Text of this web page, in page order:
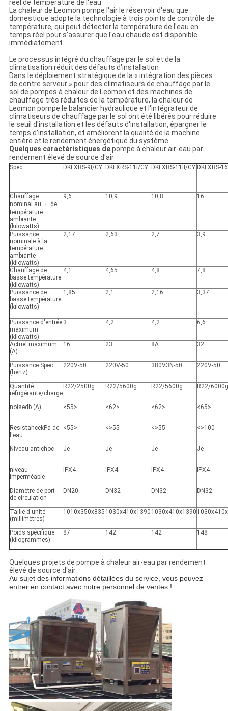
réel de température de l'eau
La chaleur de Leomon pompe l'air le réservoir d'eau que
domestique adopte la technologie à trois points de contrôle de
température, qui peut détecter la température de l'eau en
temps réel pour s'assurer que l'eau chaude est disponible
immédiatement.
Le processus intégré du chauffage par le sol et de la
climatisation réduit des défauts d'installation
Dans le déploiement stratégique de la « intégration des pièces
de centre serveur » pour des climatiseurs de chauffage par le
sol de pompes à chaleur de Leomon et des machines de
chauffage très réduites de la température, la chaleur de
Leomon pompe le balancier hydraulique et l'intégrateur de
climatiseurs de chauffage par le sol ont été libérés pour réduire
le seuil d'installation et les défauts d'installation, épargner le
temps d'installation, et améliorent la qualité de la machine
entière et le rendement énergétique du système.
Quelques caractéristiques depompe à chaleur air-eau par
rendement élevé de source d'air
Spec. DKFXRS-9I/CY DKFXRS-11I/CY DKFXRS-11II/CY DKFXRS-
Chauffage
nominal au
・ de
température
ambiante
(kilowatts)
9,6 10,9 10,8 16
Puissance
nominale à la
température
ambiante
(kilowatts)
2,17 2,63 2,7 3,9
Chauffage de
basse température
(kilowatts)
4,1 4,65 4,8 7,8
Puissance de
basse température
(kilowatts)
1,85 2,1 2,16 3,37
Puissance d'entrée
maximum
(kilowatts)
3 4,2 4,2 6,6
Actuel maximum
(A)
16 23 8A 32
Puissance Spec.
(hertz)
220V-50 220V-50 380V3N-50 220V-50
Quantité
réfrigérante/charge
R22/2500g R22/5600g R22/5600g R22/6000g
noisedb (A) <55> <62> <62> <65>
ResistancekPa de
l'eau
<55> <>55 <>55 <>100
Niveau antichoc Je Je Je Je
niveau
imperméable
IPX4 IPX4 IPX4 IPX4
Diamètre de port
de circulation
DN20 DN32 DN32 DN32
Taille d'unité
(millimètres)
1010x350x835 1030x410x1390 1030x410x1390
Poids spécifique
(kilogrammes)
87 142 142 148
Quelques projets de pompe à chaleur air-eau par rendement
élevé de source d'air
Au sujet des informations détaillées du service, vous pouvez
entrer en contact avec notre personnel de ventes !